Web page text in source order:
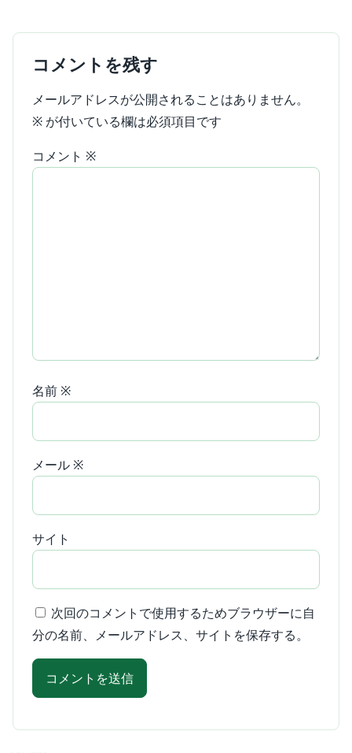
コメントを残す
メールアドレスが公開されることはありません。
※ が付いている欄は必須項目です
コメント ※
名前 ※
メール ※
サイト
次回のコメントで使用するためブラウザーに自
分の名前、メールアドレス、サイトを保存する。